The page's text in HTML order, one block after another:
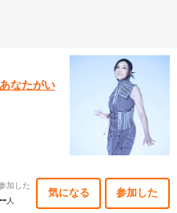
なたがい
加した
人
気になる 参加した